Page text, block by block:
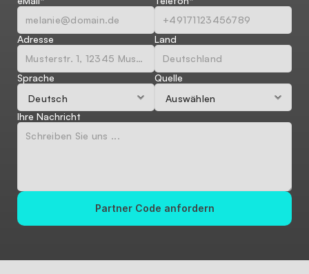
Adresse
Sprache
Land
Quelle
Ihre Nachricht
Partner Code anfordern